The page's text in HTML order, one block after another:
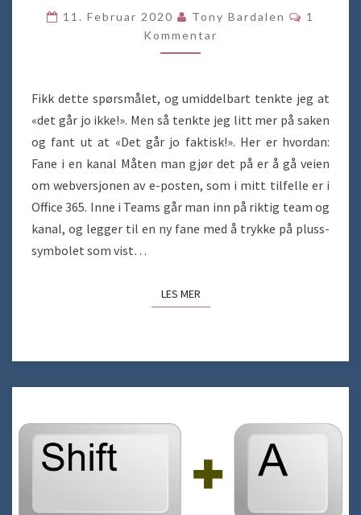
MAIL
I
TEAMS
11. Februar 2020 Tony Bardalen
1
Kommentar
Fikk dette spørsmålet, og umiddelbart tenkte jeg at
«det går jo ikke!». Men så tenkte jeg litt mer på saken
og fant ut at «Det går jo faktisk!». Her er hvordan:
Fane i en kanal Måten man gjør det på er å gå veien
om webversjonen av e-posten, som i mitt tilfelle er i
Office 365. Inne i Teams går man inn på riktig team og
kanal, og legger til en ny fane med å trykke på pluss-
symbolet som vist…
LES MERLES MER